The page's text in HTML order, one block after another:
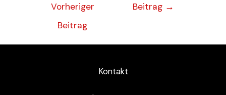
Vorheriger
Beitrag
Beitrag →
Kontakt